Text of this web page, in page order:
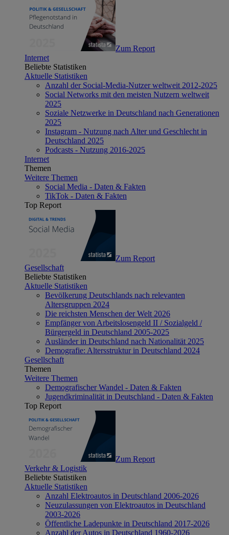
Zum Report
Internet
Beliebte Statistiken
Aktuelle Statistiken
Anzahl der Social-Media-Nutzer weltweit 2012-2025
Social Networks mit den meisten Nutzern weltweit
2025
Soziale Netzwerke in Deutschland nach Generationen
2025
Instagram - Nutzung nach Alter und Geschlecht in
Deutschland 2025
Podcasts - Nutzung 2016-2025
Internet
Themen
Weitere Themen
Social Media - Daten & Fakten
TikTok - Daten & Fakten
Top Report
Zum Report
Gesellschaft
Beliebte Statistiken
Aktuelle Statistiken
Bevölkerung Deutschlands nach relevanten
Altersgruppen 2024
Die reichsten Menschen der Welt 2026
Empfänger von Arbeitslosengeld II / Sozialgeld /
Bürgergeld in Deutschland 2005-2025
Ausländer in Deutschland nach Nationalität 2025
Demografie: Altersstruktur in Deutschland 2024
Gesellschaft
Themen
Weitere Themen
Demografischer Wandel - Daten & Fakten
Jugendkriminalität in Deutschland - Daten & Fakten
Top Report
Zum Report
Verkehr & Logistik
Beliebte Statistiken
Aktuelle Statistiken
Anzahl Elektroautos in Deutschland 2006-2026
Neuzulassungen von Elektroautos in Deutschland
2003-2026
Öffentliche Ladepunkte in Deutschland 2017-2026
Anzahl der Autos in Deutschland 1960-2026